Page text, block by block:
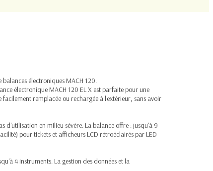
électroniques MACH 120.
électronique MACH 120 EL X est parfaite pour une
remplacée ou rechargée à l'extérieur, sans avoir
d'utilisation en milieu sévère. La balance offre : jusqu'à 9
pour tickets et afficheurs LCD rétroéclairés par LED
4 instruments. La gestion des données et la